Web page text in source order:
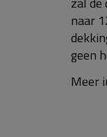
naar
geen
Meer